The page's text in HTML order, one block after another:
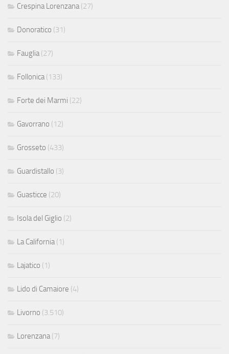
Crespina Lorenzana (27)
Donoratico (31)
Fauglia (27)
Follonica (133)
Forte dei Marmi (22)
Gavorrano (12)
Grosseto (433)
Guardistallo (3)
Guasticce (20)
Isola del Giglio (2)
La California (1)
Lajatico (1)
Lido di Camaiore (4)
Livorno (3.510)
Lorenzana (7)